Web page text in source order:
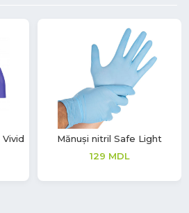
Mănuși nitril Safe Light
129 MDL